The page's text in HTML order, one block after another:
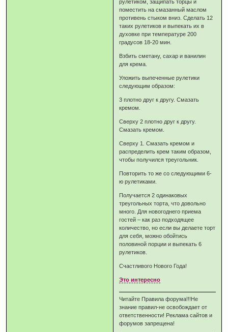
рулетиком, защипать торцы и
поместить на смазанный маслом
противень стыком вниз. Сделать 12
таких рулетиков и выпекать их в
духовке при температуре 200
градусов 18-20 мин.
Взбить сметану, сахар и ванилин
для крема.
Уложить выпеченные рулетики
следующим образом:
3 плотно друг к другу. Смазать
кремом.
Сверху 2 плотно друг к другу.
Смазать кремом.
Сверху 1. Смазать кремом и
распределить крем таким образом,
чтобы получился треугольник.
Повторить то же со следующими 6-
ю рулетиками.
Получается 2 одинаковых
треугольных торта, что довольно
много. Для новогоднего приема
гостей – как раз подходящее
количество, но если вы делаете торт
для себя, можно обойтись
половиной порции и выпекать 6
рулетиков.
Счастливого Нового Года!
Это интересно
Читайте Правила форума!!!Не
знание правил-не освобождает от
ответственности! Реклама сайтов и
форумов запрещена!